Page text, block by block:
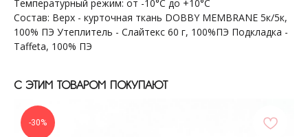
Температурный режим: от -10°С до +10°С
Состав: Верх - курточная ткань DOBBY MEMBRANE 5к/5к,
100% ПЭ Утеплитель - Слайтекс 60 г, 100%ПЭ Подкладка -
Taffeta, 100% ПЭ
С ЭТИМ ТОВАРОМ ПОКУПАЮТ
-30%
+7 964 429-41-29